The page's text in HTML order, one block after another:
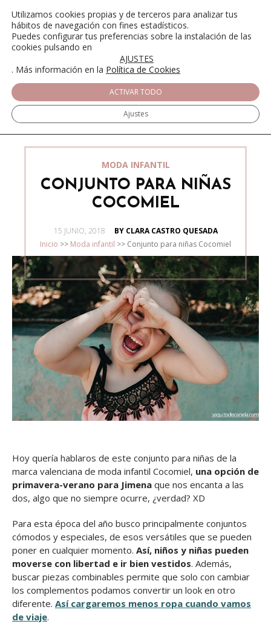
MODA INFANTIL
CONJUNTO PARA NIÑAS
COCOMIEL
POSTED
ON
15 JUNIO, 2018
BY CLARA CASTRO QUESADA
Inicio >> Moda infantil >> Conjunto para niñas Cocomiel
Hoy quería hablaros de este conjunto para niñas de la
marca valenciana de moda infantil Cocomiel, una opción de
primavera-verano para Jimena que nos encanta a las
dos, algo que no siempre ocurre, ¿verdad? XD
Para esta época del año busco principalmente conjuntos
cómodos y especiales, de esos versátiles que se pueden
poner en cualquier momento. Así, niños y niñas pueden
moverse con libertad e ir bien vestidos. Además,
buscar piezas combinables permite que solo con cambiar
los complementos podamos convertir un look en otro
diferente. Así cargaremos menos ropa cuando vamos
de viaje.
Utilizamos cookies propias y de terceros para analizar tus
hábitos de navegación con fines estadísticos.
Puedes configurar tus preferencias sobre la instalación de las
cookies pulsando en
AJUSTES
. Más información en la Política de Cookies
ACTIVAR TODO
Ajustes